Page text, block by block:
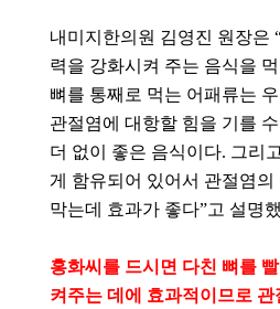
내미지한의원 김영진 원장은
력을 강화시켜 주는 음식을
뼈를 통째로 먹는 어패류는
관절염에 대항할 힘을 기를
더 없이 좋은 음식이다. 그리
게 함유되어 있어서 관절염
막는데 효과가 좋다”고 설명
홍화씨를 드시면 다친 뼈를
켜주는 데에 효과적이므로